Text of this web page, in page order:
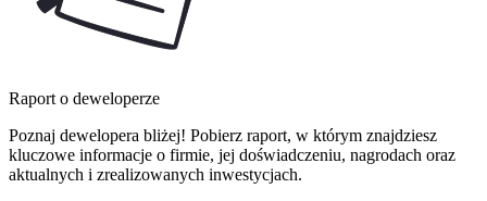
Raport o deweloperze
Poznaj dewelopera bliżej! Pobierz raport, w którym znajdziesz
kluczowe informacje o firmie, jej doświadczeniu, nagrodach oraz
aktualnych i zrealizowanych inwestycjach.